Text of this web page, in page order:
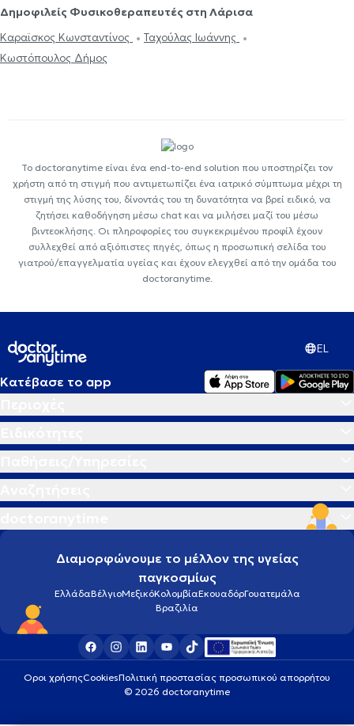
Δημοφιλείς Φυσικοθεραπευτές στη Λάρισα
Καραϊσκος Κωνσταντίνος
Ταχούλας Ιωάννης
Κωστόπουλος Δήμος
Το doctoranytime είναι ένα end-to-end solution που υποστηρίζει τον
χρήστη από τη στιγμή που αντιμετωπίζει ένα ιατρικό σύμπτωμα μέχρι τη
στιγμή της λύσης του, δίνοντάς του τη δυνατότητα να βρεί ειδικό, να
ζητήσει καθοδήγηση μέσω chat και να μιλήσει μαζί του μέσω
βιντεοκλήσης. Οι πληροφορίες του συγκεκριμένου προφίλ έχουν
συλλεχθεί από αξιόπιστες πηγές, όπως η προσωπική σελίδα του
γιατρού/επαγγελματία υγείας και έχουν ελεγχθεί από την ομάδα του
doctoranytime.
EL
Κατέβασε το app
Διαμορφώνουμε το μέλλον της υγείας
παγκοσμίως
ΕλλάδαΒέλγιοΜεξικόΚολομβίαΕκουαδόρΓουατεμάλα
Βραζιλία
Οροι χρήσηςCookiesΠολιτική προστασίας προσωπικού απορρήτου
© 2026 doctoranytime